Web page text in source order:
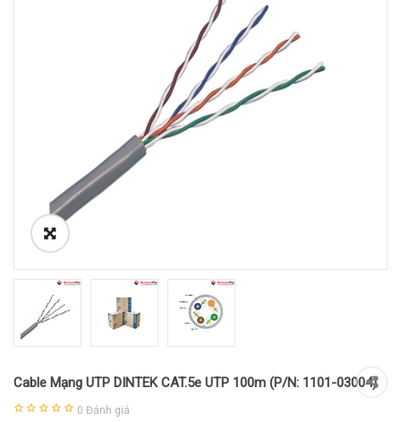
Cable Mạng UTP DINTEK CAT.5e UTP 100m (P/N: 1101-03004)
0 Đánh giá